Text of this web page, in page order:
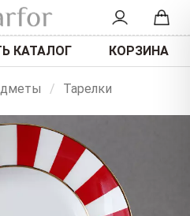
КАТАЛОГ КОРЗИНА
/ Тарелки